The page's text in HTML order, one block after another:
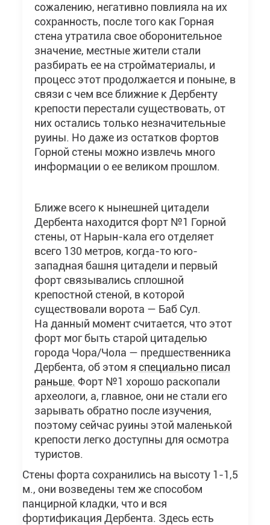
сожалению, негативно повлияла на их
сохранность, после того как Горная
стена утратила свое оборонительное
значение, местные жители стали
разбирать ее на стройматериалы, и
процесс этот продолжается и поныне, в
связи с чем все ближние к Дербенту
крепости перестали существовать, от
них остались только незначительные
руины. Но даже из остатков фортов
Горной стены можно извлечь много
информации о ее великом прошлом.
Ближе всего к нынешней цитадели
Дербента находится форт №1 Горной
стены, от Нарын-кала его отделяет
всего 130 метров, когда-то юго-
западная башня цитадели и первый
форт связывались сплошной
крепостной стеной, в которой
существовали ворота — Баб Сул.
На данный момент считается, что этот
форт мог быть старой цитаделью
города Чора/Чола — предшественника
Дербента, об этом я специально писал
раньше. Форт №1 хорошо раскопали
археологи, а, главное, они не стали его
зарывать обратно после изучения,
поэтому сейчас руины этой маленькой
крепости легко доступны для осмотра
туристов.
Стены форта сохранились на высоту 1-1,5
м., они возведены тем же способом
панцирной кладки, что и вся
фортификация Дербента. Здесь есть